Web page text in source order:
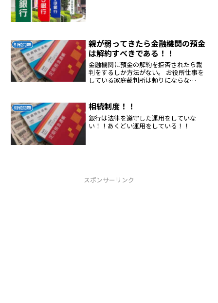
相続問題
親が弱ってきたら金融機関の預金
は解約すべきである！！
金融機関に預金の解約を拒否されたら裁
判をするしか方法がない。 お役所仕事を
している家庭裁判所は頼りにならな
帳、キャッシュカードを管理すべきであ
る。
相続問題 相続制度！！
銀行は法律を遵守した運用をしていな
い！！あくどい運用をしている！！
スポンサーリンク